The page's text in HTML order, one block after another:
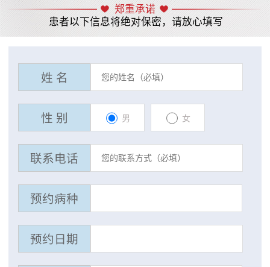
郑重承诺
患者以下信息将绝对保密，请放心填写
姓 名
性 别 男 女
联系电话
预约病种
预约日期